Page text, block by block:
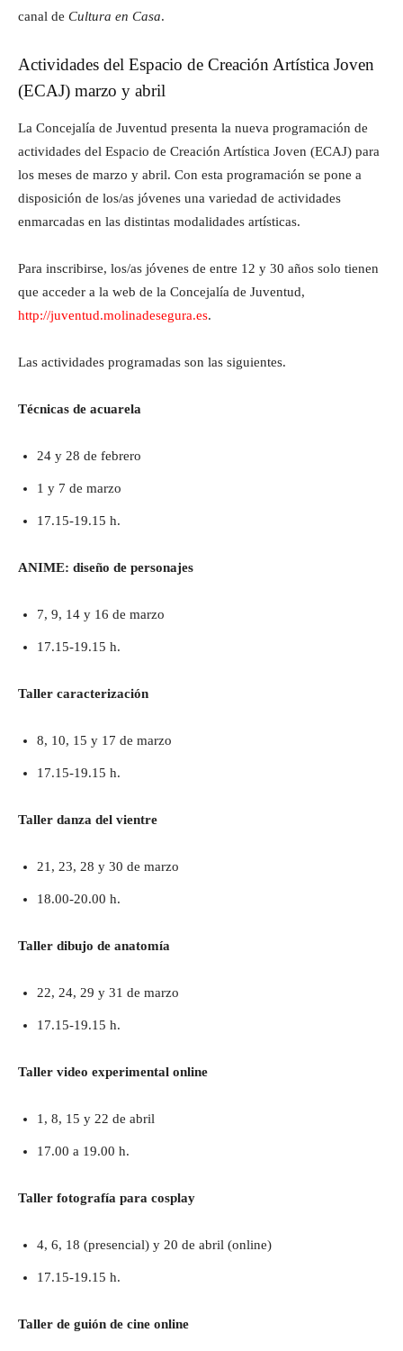
canal de Cultura en Casa.
Actividades del Espacio de Creación Artística Joven
(ECAJ) marzo y abril
La Concejalía de Juventud presenta la nueva programación de
actividades del Espacio de Creación Artística Joven (ECAJ) para
los meses de marzo y abril. Con esta programación se pone a
disposición de los/as jóvenes una variedad de actividades
enmarcadas en las distintas modalidades artísticas.
Para inscribirse, los/as jóvenes de entre 12 y 30 años solo tienen
que acceder a la web de la Concejalía de Juventud,
http://juventud.molinadesegura.es.
Las actividades programadas son las siguientes.
Técnicas de acuarela
24 y 28 de febrero
1 y 7 de marzo
17.15-19.15 h.
ANIME: diseño de personajes
7, 9, 14 y 16 de marzo
17.15-19.15 h.
Taller caracterización
8, 10, 15 y 17 de marzo
17.15-19.15 h.
Taller danza del vientre
21, 23, 28 y 30 de marzo
18.00-20.00 h.
Taller dibujo de anatomía
22, 24, 29 y 31 de marzo
17.15-19.15 h.
Taller video experimental online
1, 8, 15 y 22 de abril
17.00 a 19.00 h.
Taller fotografía para cosplay
4, 6, 18 (presencial) y 20 de abril (online)
17.15-19.15 h.
Taller de guión de cine online